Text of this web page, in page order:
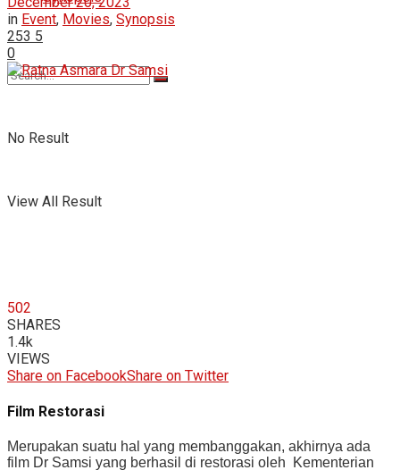
No Result
View All Result
in Event, Movies, Synopsis
253 5
0
502
SHARES
1.4k
VIEWS
Share on FacebookShare on Twitter
Film Restorasi
Merupakan suatu hal yang membanggakan, akhirnya ada
film Dr Samsi yang berhasil di restorasi oleh Kementerian